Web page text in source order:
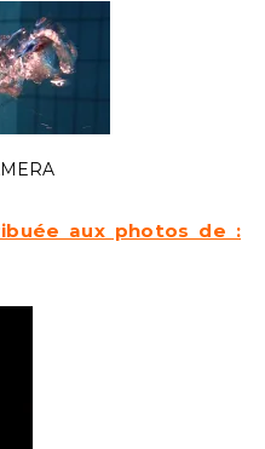
aux photos de :